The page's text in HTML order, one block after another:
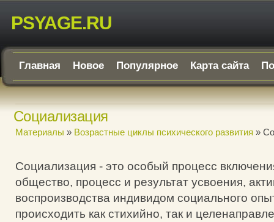
PSYAGE.RU
Главная Новое Популярное Карта сайта
Социализация
Материалы » Возрастные циклы психического развития »
Социализация - это особый процесс
общество, процесс и результат усвоения,
воспроизводства индивидом социального
происходить как стихийно, так и